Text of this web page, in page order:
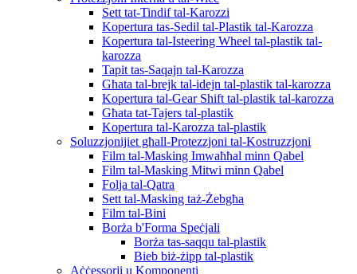
Sett tat-Tindif tal-Karozzi
Kopertura tas-Sedil tal-Plastik tal-Karozza
Kopertura tal-Isteering Wheel tal-plastik tal-
karozza
Tapit tas-Saqajn tal-Karozza
Għata tal-brejk tal-idejn tal-plastik tal-karozza
Kopertura tal-Gear Shift tal-plastik tal-karozza
Għata tat-Tajers tal-plastik
Kopertura tal-Karozza tal-plastik
Soluzzjonijiet għall-Protezzjoni tal-Kostruzzjoni
Film tal-Masking Imwaħħal minn Qabel
Film tal-Masking Mitwi minn Qabel
Folja tal-Qatra
Sett tal-Masking taż-Żebgħa
Film tal-Bini
Borża b'Forma Speċjali
Borża tas-saqqu tal-plastik
Bieb biż-żipp tal-plastik
Aċċessorji u Komponenti